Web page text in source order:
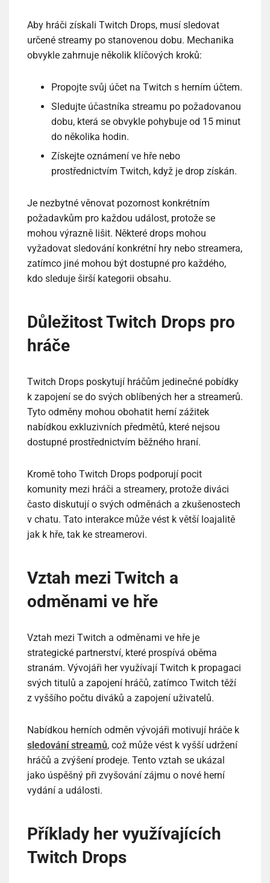
Aby hráči získali Twitch Drops, musí sledovat
určené streamy po stanovenou dobu. Mechanika
obvykle zahrnuje několik klíčových kroků:
Propojte svůj účet na Twitch s herním účtem.
Sledujte účastníka streamu po požadovanou
dobu, která se obvykle pohybuje od 15 minut
do několika hodin.
Získejte oznámení ve hře nebo
prostřednictvím Twitch, když je drop získán.
Je nezbytné věnovat pozornost konkrétním
požadavkům pro každou událost, protože se
mohou výrazně lišit. Některé drops mohou
vyžadovat sledování konkrétní hry nebo streamera,
zatímco jiné mohou být dostupné pro každého,
kdo sleduje širší kategorii obsahu.
Důležitost Twitch Drops pro
hráče
Twitch Drops poskytují hráčům jedinečné pobídky
k zapojení se do svých oblíbených her a streamerů.
Tyto odměny mohou obohatit herní zážitek
nabídkou exkluzivních předmětů, které nejsou
dostupné prostřednictvím běžného hraní.
Kromě toho Twitch Drops podporují pocit
komunity mezi hráči a streamery, protože diváci
často diskutují o svých odměnách a zkušenostech
v chatu. Tato interakce může vést k větší loajalitě
jak k hře, tak ke streamerovi.
Vztah mezi Twitch a
odměnami ve hře
Vztah mezi Twitch a odměnami ve hře je
strategické partnerství, které prospívá oběma
stranám. Vývojáři her využívají Twitch k propagaci
svých titulů a zapojení hráčů, zatímco Twitch těží
z vyššího počtu diváků a zapojení uživatelů.
Nabídkou herních odměn vývojáři motivují hráče k
sledování streamů, což může vést k vyšší udržení
hráčů a zvýšení prodeje. Tento vztah se ukázal
jako úspěšný při zvyšování zájmu o nové herní
vydání a události.
Příklady her využívajících
Twitch Drops